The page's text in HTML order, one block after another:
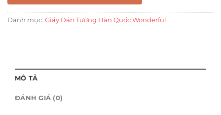
Danh mục: Giấy Dán Tường Hàn Quốc Wonderful
MÔ TẢ
ĐÁNH GIÁ (0)